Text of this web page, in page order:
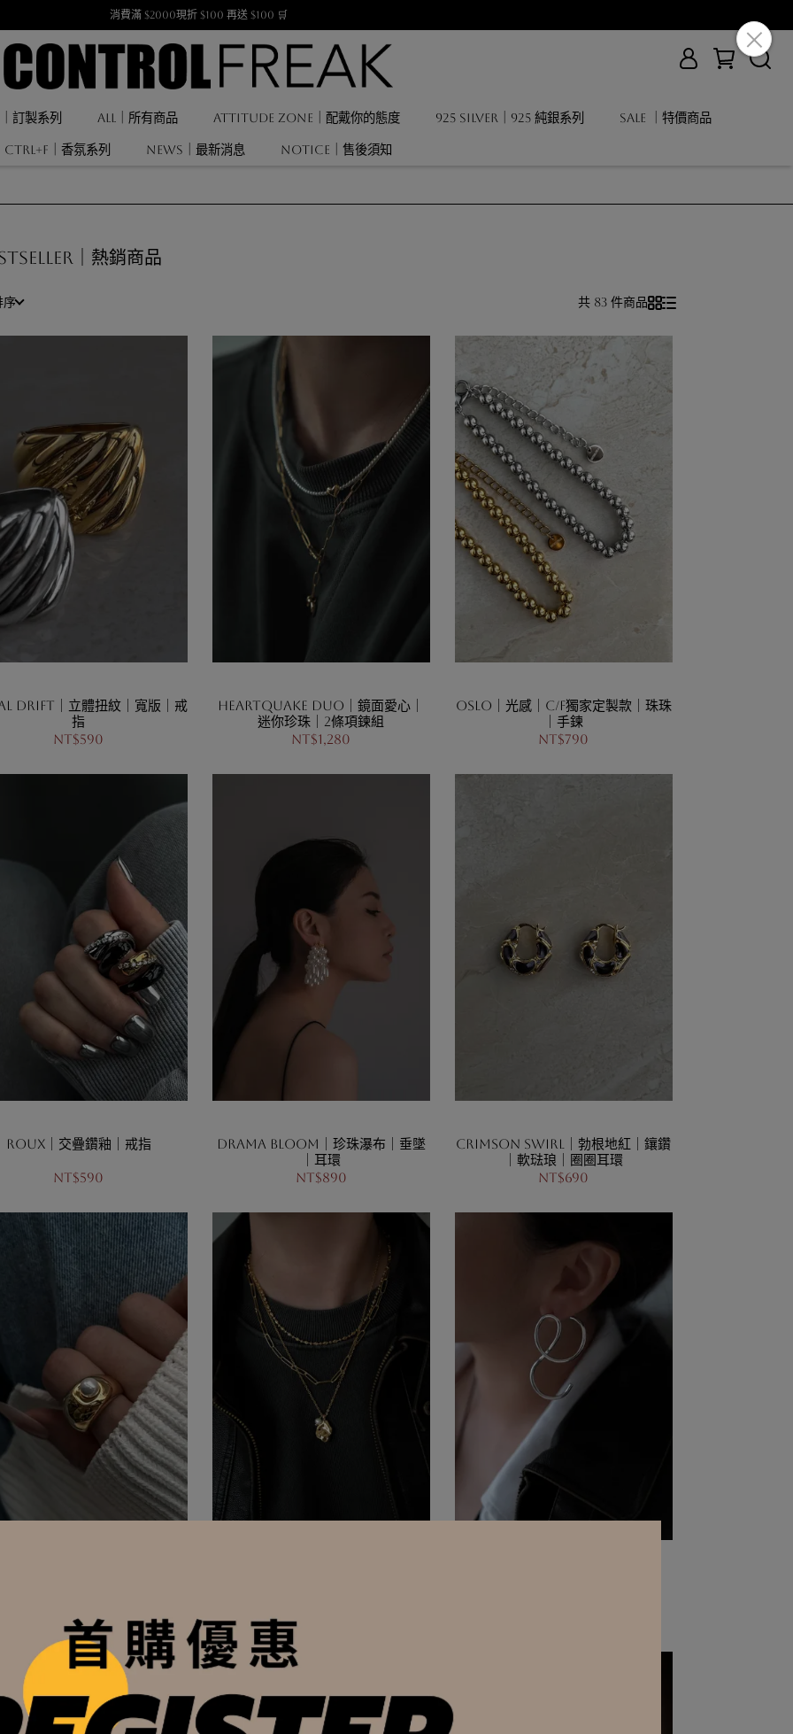
消費滿 $2000現折 $100 再送 $100 🛒
訂製系列 ALL｜所有商品 ATTITUDE ZONE｜配戴你的態度 925 Silver｜925 純銀系列 SALE ｜特價商品
CTRL+F｜香氛系列 NEWS｜最新消息 NOTICE｜售後須知
｜熱銷商品
序 共 83 件商品
Drift｜立體扭紋｜寬版｜戒
指
NT$590
Heartquake Duo｜鏡面愛心｜
迷你珍珠｜2條項鍊組
NT$1,280
Oslo｜光感｜C/F獨家定製款｜珠珠
｜手鍊
NT$790
Roux｜交疊鑽釉｜戒指
NT$590
Drama Bloom｜珍珠瀑布｜垂墜
｜耳環
NT$890
Crimson Swirl｜勃根地紅｜鑲鑽
｜軟琺琅｜圈圈耳環
NT$690
NT$690